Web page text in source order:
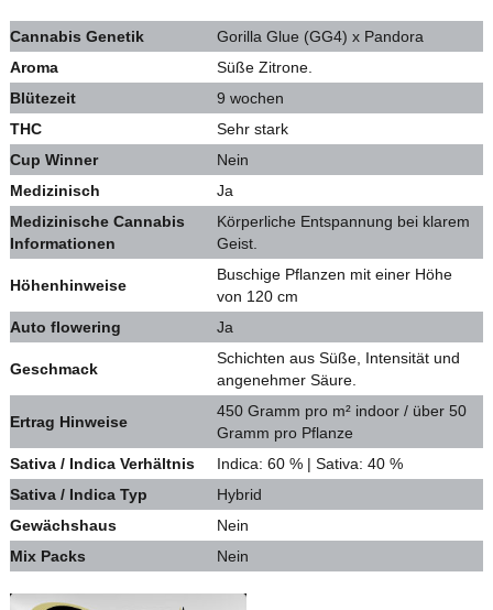
Cannabis Genetik
Gorilla Glue (GG4) x Pandora
Aroma
Süße Zitrone.
Blütezeit
9 wochen
THC
Sehr stark
Cup Winner
Nein
Medizinisch
Ja
Medizinische Cannabis
Informationen
Körperliche Entspannung bei klarem
Geist.
Höhenhinweise
Buschige Pflanzen mit einer Höhe
von 120 cm
Auto flowering
Ja
Geschmack
Schichten aus Süße, Intensität und
angenehmer Säure.
Ertrag Hinweise
450 Gramm pro m² indoor / über 50
Gramm pro Pflanze
Sativa / Indica Verhältnis
Indica: 60 % | Sativa: 40 %
Sativa / Indica Typ
Hybrid
Gewächshaus
Nein
Mix Packs
Nein